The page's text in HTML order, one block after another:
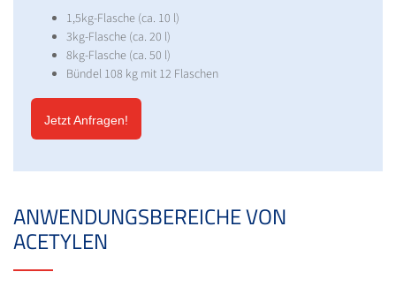
1,5kg-Flasche (ca. 10 l)
3kg-Flasche (ca. 20 l)
8kg-Flasche (ca. 50 l)
Bündel 108 kg mit 12 Flaschen
Jetzt Anfragen!
ANWENDUNGSBEREICHE VON
ACETYLEN